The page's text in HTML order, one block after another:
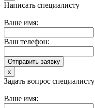
Написать специалисту
Ваше имя:
Ваш телефон:
x
Задать вопрос специалисту
Ваше имя: